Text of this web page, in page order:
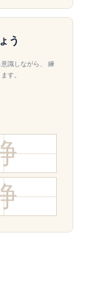
う
識しながら、 練
す。